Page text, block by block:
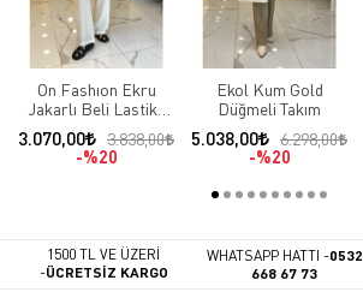
On Fashıon Ekru
Jakarlı Beli Lastikli
Takım
3.070,00
3.838,00
%20
Ekol Kum Gold
Düğmeli Takım
5.038,00
6.298,00
%20
1500 TL VE ÜZERİ
-ÜCRETSİZ KARGO
WHATSAPP HATTI -0532
668 67 73